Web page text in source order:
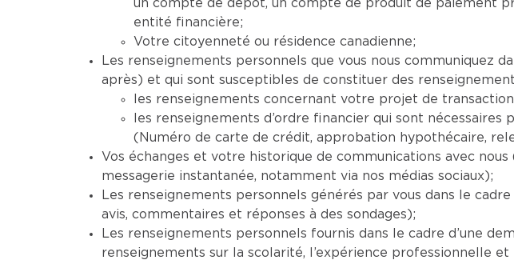
un compte de dépôt, un compte de produit de paiement
entité financière;
Votre citoyenneté ou résidence canadienne;
Les renseignements personnels que vous nous communiquez
après) et qui sont susceptibles de constituer des
les renseignements concernant votre projet de
les renseignements d’ordre financier qui sont
(Numéro de carte de crédit, approbation hypothécaire,
Vos échanges et votre historique de communications avec
messagerie instantanée, notamment via nos médias sociaux);
Les renseignements personnels générés par vous dans le
avis, commentaires et réponses à des sondages);
Les renseignements personnels fournis dans le cadre d’une
renseignements sur la scolarité, l’expérience professionnelle